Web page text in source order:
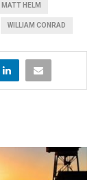
MATT HELM
WILLIAM CONRAD